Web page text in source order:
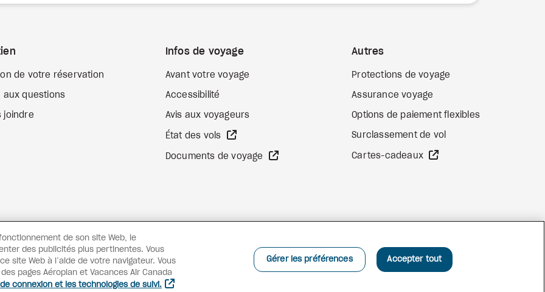
de votre réservation
aux questions
joindre
Infos de voyage
Avant votre voyage
Accessibilité
Avis aux voyageurs
État des vols
Documents de voyage Site Web externe
Autres
Protections de voyage
Assurance voyage
Options de paiement flexibles
Surclassement de vol
Cartes-cadeaux
Facebook
de son site Web, le
des publicités plus pertinentes. Vous
site Web à l’aide de votre navigateur. Vous
pages Aéroplan et Vacances Air Canada
connexion et les technologies de suivi.
Gérer les préférences Accepter tout